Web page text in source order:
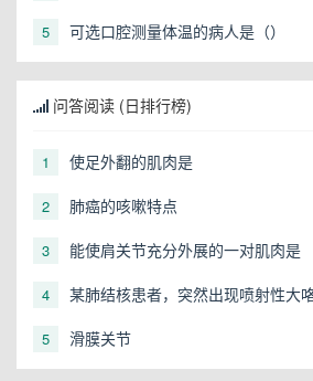
5 可选口腔测量体温的病人是（）
问答阅读 (日排行榜)
1 使足外翻的肌肉是
2 肺癌的咳嗽特点
3 能使肩关节充分外展的一对肌肉是
4
某肺结核患者，突然出现喷射性大
5 滑膜关节